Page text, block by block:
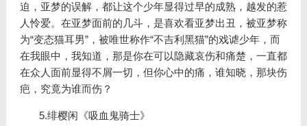
迫，亚梦的误解，都让这个少年显得过早的成熟，越发的惹
人怜爱。在亚梦面前的几斗，是喜欢看亚梦出丑，被亚梦称
为“变态猫耳男”，被唯世称作“不吉利黑猫”的戏谑少年，而
在我眼中，我知道，那是你在可以隐藏哀伤和痛楚，一直都
在众人面前显得不屑一切，但你心中的痛，谁知晓，那块伤
疤，究竟为谁而伤？
5.绯樱闲《吸血鬼骑士》